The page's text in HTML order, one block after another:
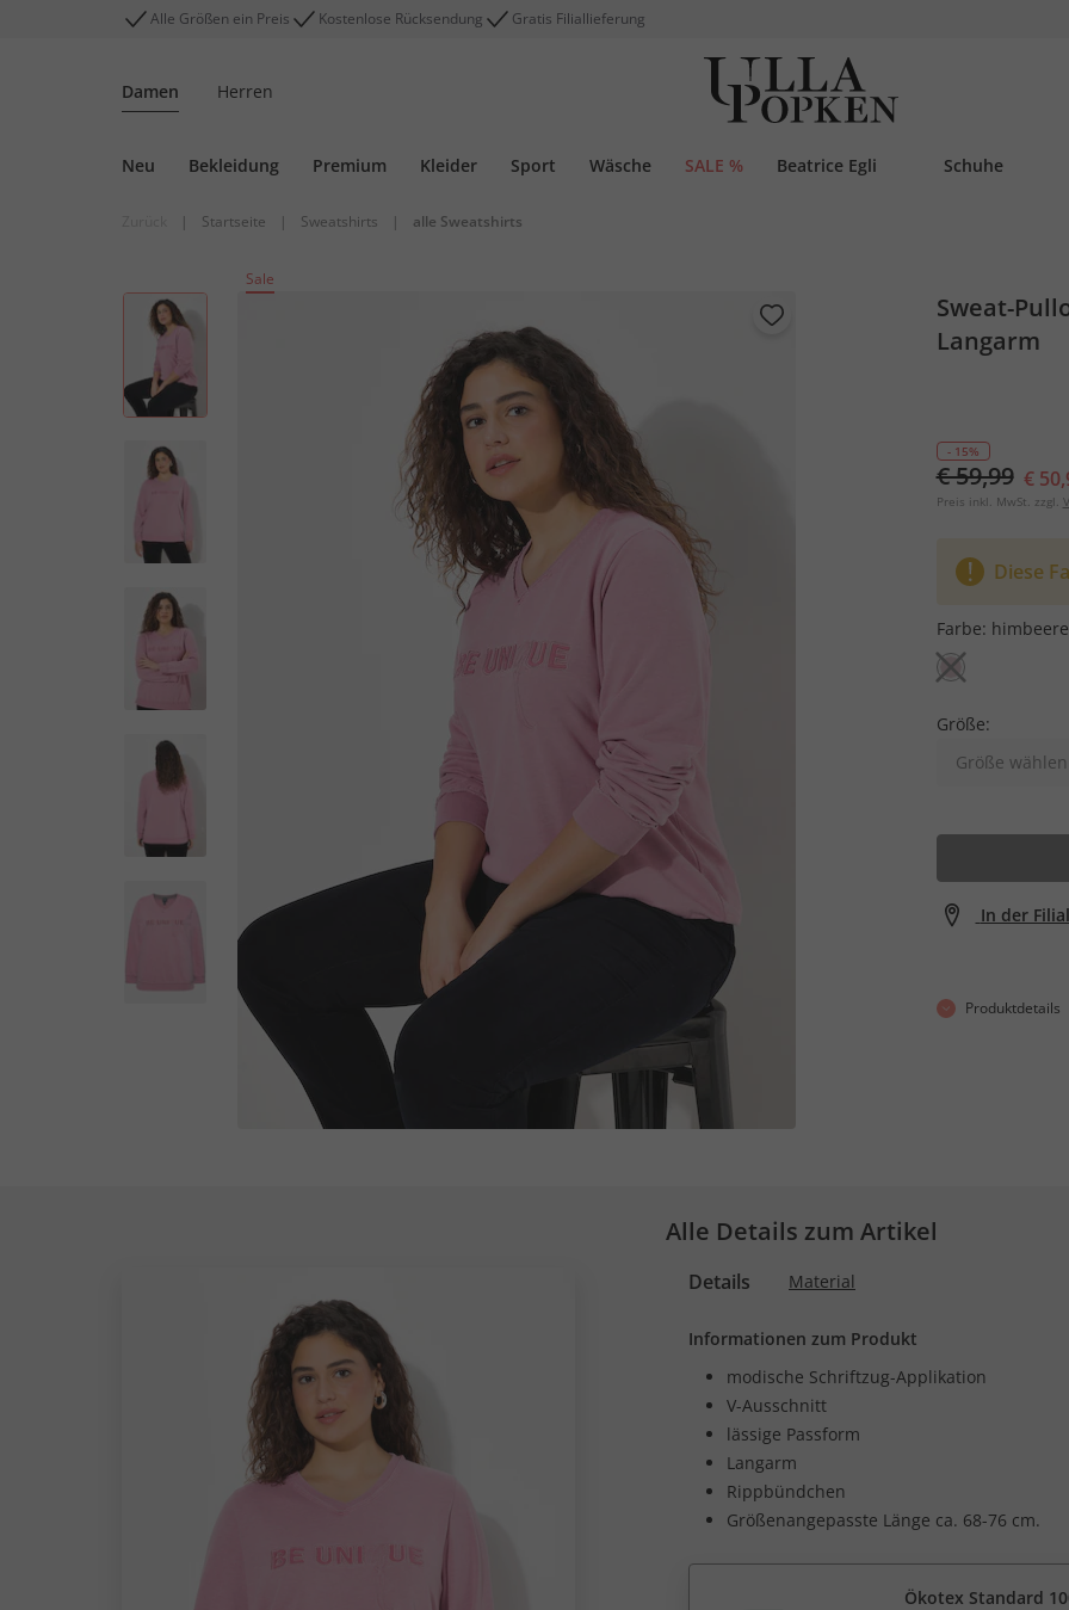
Alle Größen ein Preis Kostenlose Rücksendung Gratis Filiallieferung
Damen Herren
Neu Bekleidung Premium Kleider Sport Wäsche SALE % Beatrice Egli Schuhe
| Startseite | Sweatshirts | alle Sweatshirts
Sale
Sweat-
Langarm
- 15%
€ 59,99 €
Preis inkl. MwSt. zzgl.
Diese
Farbe: himbeere
Größe:
Größe wählen
In der
Produktdetails
Alle Details zum Artikel
Details Material
Informationen zum Produkt
modische Schriftzug-Applikation
V-Ausschnitt
lässige Passform
Langarm
Rippbündchen
Größenangepasste Länge ca. 68-76 cm.
Ökotex Standard